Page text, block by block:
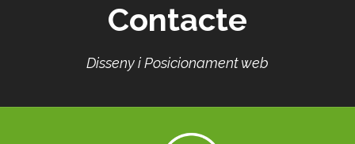
Contacte
Disseny i Posicionament web